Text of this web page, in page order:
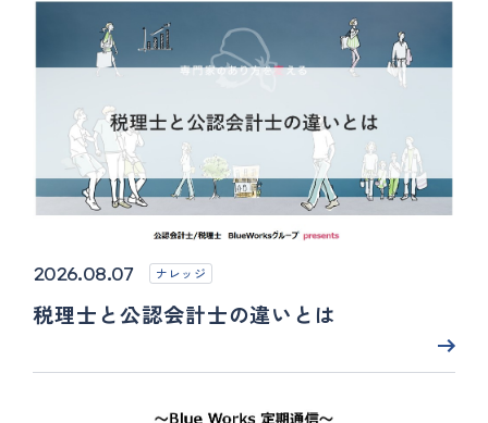
2026.08.07 ナレッジ
税理士と公認会計士の違いとは